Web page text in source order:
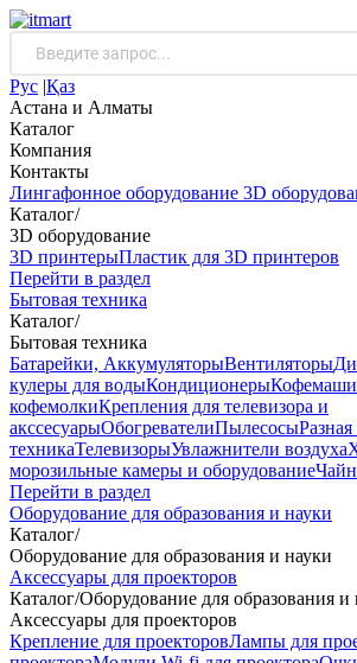
Рус |Қаз
Астана и Алматы
Каталог
Компания
Контакты
Лингафонное оборудование 3D
Каталог/
3D оборудование
3D принтерыПластик для 3D принтеров
Перейти в раздел
Бытовая техника
Каталог/
Бытовая техника
Батарейки, АккумуляторыВентиляторы
кулеры для водыКондиционеры
кофемолкиКрепления для телевизора и
акссесуарыОбогревателиПылесосы
техникаТелевизорыУвлажнители воздуха
морозильные камеры и оборудование
Перейти в раздел
Оборудование для образования и науки
Каталог/
Оборудование для образования и науки
Аксессуары для проекторов
Каталог/Оборудование для образования и
Аксессуары для проекторов
Крепление для проекторовЛампы для